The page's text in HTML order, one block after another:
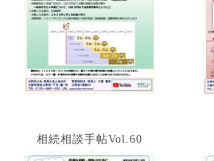
相続相談手帖Vol.60